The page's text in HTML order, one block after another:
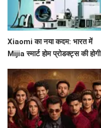
Xiaomi का नया कदम: भारत में
Mijia स्मार्ट होम प्रोडक्ट्स की होगी